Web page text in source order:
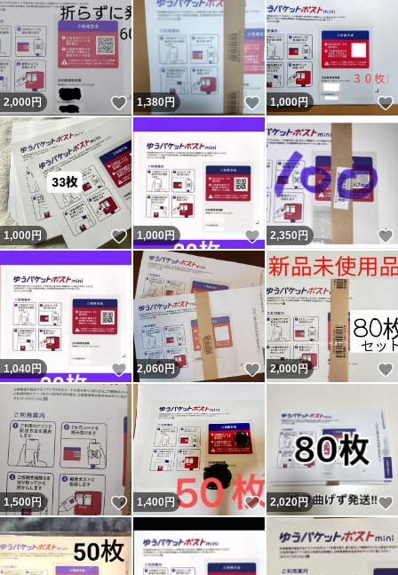
2,000円 いいね！
1,380円 いいね！
1,000円
1,000円 いいね！
1,000 円 いいね！
2,350 円
1,040 円 いいね！
2,060円 いいね！
2,000円
1,500円 いいね！
1,400円 いいね！
2,020円